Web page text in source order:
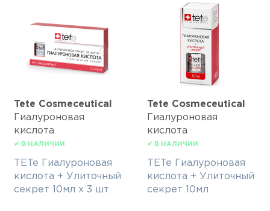
Tete Cosmeceutical
Гиалуроновая
кислота
✔ В НАЛИЧИИ
TETe Гиалуроновая
кислота + Улиточный
секрет 10мл х 3 шт
Tete Cosmeceutical
Гиалуроновая
кислота
✔ В НАЛИЧИИ
TETe Гиалуроновая
кислота + Улиточный
секрет 10мл